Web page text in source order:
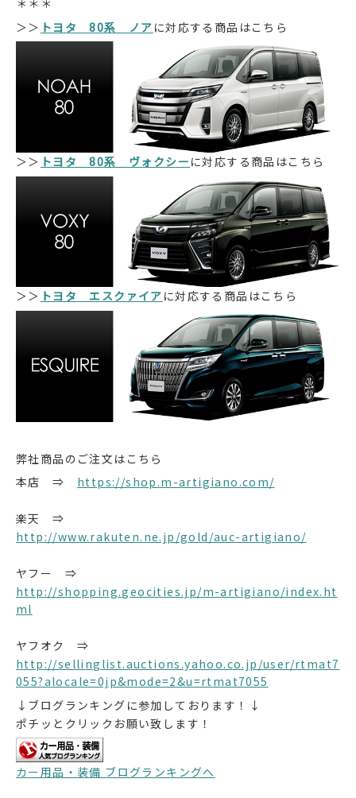
＊＊＊
＞＞ トヨタ 80系 ノア に対応する商品はこちら
＞＞ トヨタ 80系 ヴォクシー に対応する商品はこちら
＞＞ トヨタ エスクァイア に対応する商品はこちら
弊社商品のご注文はこちら
本店 ⇒ https://shop.m-artigiano.com/
楽天 ⇒
http://www.rakuten.ne.jp/gold/auc-artigiano/
ヤフー ⇒
http://shopping.geocities.jp/m-artigiano/index.ht
ml
ヤフオク ⇒
http://sellinglist.auctions.yahoo.co.jp/user/rtmat7
055?alocale=0jp&mode=2&u=rtmat7055
↓ブログランキングに参加しております！↓
ポチッとクリックお願い致します！
カー用品・装備 ブログランキングへ